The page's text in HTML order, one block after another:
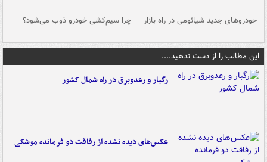
خودروهای جدید شیائومی در راه بازار چرا سیم‌کشی خودرو ذوب می‌شود؟
این مطالب را از دست ندهید....
رگبار و رعدوبرق در راه شمال کشور
عکس‌های دیده نشده از رفاقت دو فرمانده‌ موشکی